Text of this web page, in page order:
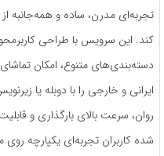
تجربه‌ای مدرن، ساده و همه‌جانبه
کند. این سرویس با طراحی
دسته‌بندی‌های متنوع، امکان
ایرانی و خارجی را با دوبله یا
روان، سرعت بالای بارگذاری و
شده کاربران تجربه‌ای یکپارچه